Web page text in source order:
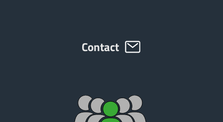
Yкраїнська мова
Svenska
Contact